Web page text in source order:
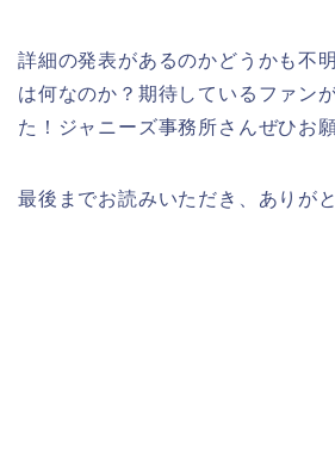
詳細の発表があるのかどうかも不
は何なのか？期待しているファン
た！ジャニーズ事務所さんぜひお
最後までお読みいただき、ありが